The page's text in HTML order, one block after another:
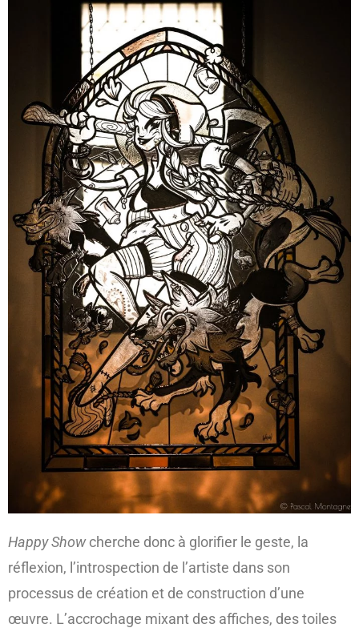
Happy Showcherche donc à glorifier le geste, la
réflexion, l’introspection de l’artiste dans son
processus de création et de construction d’une
œuvre. L’accrochage mixant des affiches, des toiles